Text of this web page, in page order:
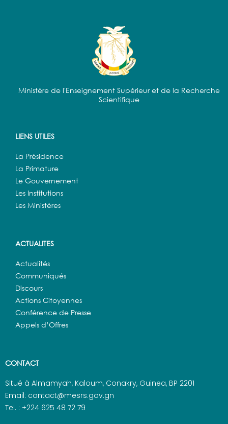
Ministère de l'Enseignement Supérieur et de la Recherche
Scientifique
LIENS UTILES
La Présidence
La Primature
Le Gouvernement
Les Institutions
Les Ministères
ACTUALITES
Actualités
Communiqués
Discours
Actions Citoyennes
Conférence de Presse
Appels d’Offres
CONTACT
Situé à Almamyah, Kaloum, Conakry, Guinea, BP 2201
Email: contact@mesrs.gov.gn
Tel. : +224 625 48 72 79